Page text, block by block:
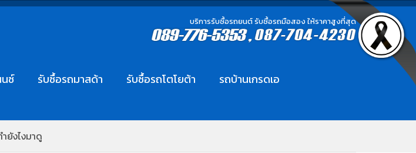
บริการรับซื้อรถยนต์ รับซื้อรถมือสอง ให้ราคาสูงที่สุด
ซ์ รับซื้อรถมาสด้า รับซื้อรถโตโยต้า รถบ้านเกรดเอ
ยังไงมาดู